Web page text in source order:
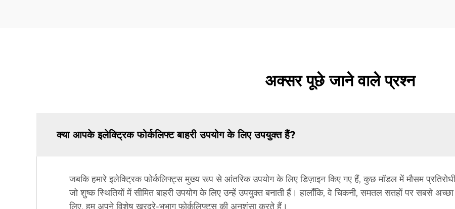
अक्सर पूछे जाने वाले प्रश्न
क्या आपके इलेक्ट्रिक फोर्कलिफ्ट बाहरी उपयोग के लिए उपयुक्त हैं?
जबकि हमारे इलेक्ट्रिक फोर्कलिफ्ट्स मुख्य रूप से आंतरिक उपयोग के लिए डिज़ाइन किए गए हैं, कुछ मॉडल में मौसम
जो शुष्क स्थितियों में सीमित बाहरी उपयोग के लिए उन्हें उपयुक्त बनाती हैं। हालाँकि, वे चिकनी, समतल सतहों पर सबसे
लिए, हम अपने विशेष खुरदरे-भूभाग फोर्कलिफ्ट्स की अनुशंसा करते हैं।